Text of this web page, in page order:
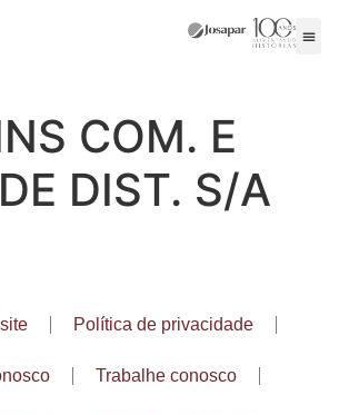
COM. E
DIST. S/A
Política de privacidade
Trabalhe conosco